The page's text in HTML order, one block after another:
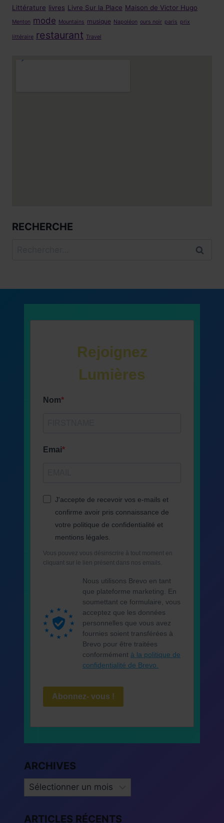
Littérature livres Livre Sur la Place Maison de Victor Hugo
Menton mode Mountains musique Napoléon ours noir paris prix
littéraire restaurant Travel
RECHERCHE
Rejoignez
Lumières
Nom
Emai
J'accepte de recevoir vos e-mails et
confirme avoir pris connaissance de
votre politique de confidentialité et
mentions légales.
Vous pouvez vous désinscrire à tout moment en
cliquant sur le lien présent dans nos emails.
Nous utilisons Brevo en tant
que plateforme marketing. En
soumettant ce formulaire, vous
acceptez que les données
personnelles que vous avez
fournies soient transférées à
Brevo pour être traitées
conformément à la politique de
confidentialité de Brevo.
Abonnez- vous !
ARCHIVES
ARCHIVES
ARTICLES RÉCENTS